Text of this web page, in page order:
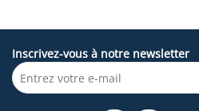
Inscrivez-vous à notre newsletter